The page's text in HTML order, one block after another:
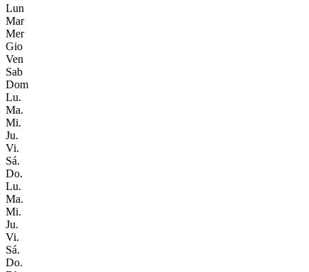
Lun
Mar
Mer
Gio
Ven
Sab
Dom
Lu.
Ma.
Mi.
Ju.
Vi.
Sá.
Do.
Lu.
Ma.
Mi.
Ju.
Vi.
Sá.
Do.